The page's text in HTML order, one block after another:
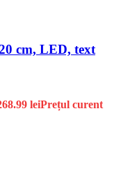
cm, LED, text
leiPrețul curent